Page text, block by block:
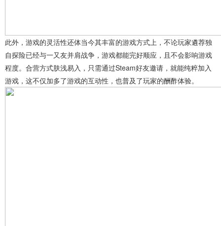
此外，游戏的灵活性还体当今其丰富的游戏方式上，不论玩家遴荐独
自探险已经与一又友并肩战争，游戏都能完好顺应，且不会影响游戏
程度。合营方式肤浅易入，只需通过Steam好友邀请，就能纯粹加入
游戏，这不仅加多了游戏的互动性，也普及了玩家的酬酢体验。